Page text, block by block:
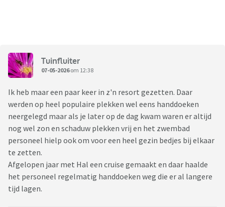
Tuinfluiter
07-05-2026om 12:38
Ik heb maar een paar keer in z'n resort gezetten. Daar
werden op heel populaire plekken wel eens handdoeken
neergelegd maar als je later op de dag kwam waren er altijd
nog wel zon en schaduw plekken vrij en het zwembad
personeel hielp ook om voor een heel gezin bedjes bij elkaar
te zetten.
Afgelopen jaar met Hal een cruise gemaakt en daar haalde
het personeel regelmatig handdoeken weg die er al langere
tijd lagen.